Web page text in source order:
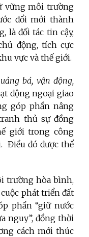
vững môi trường
đổi mới thành
là đối tác tin cậy,
động, tích cực
vực và thế giới.
bá, vận động,
động ngoại giao
góp phần nâng
thủ sự đồng
giới trong công
Điều đó được thể
trường hòa bình,
phát triển đất
phần “giữ nước
nguy”, đồng thời
cách mới thúc